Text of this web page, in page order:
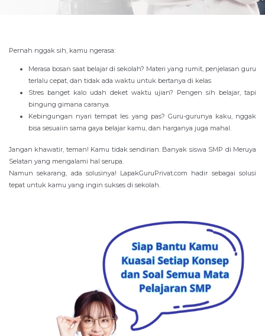
Pernah nggak sih, kamu ngerasa:
Merasa bosan saat belajar di sekolah? Materi yang rumit, penjelasan guru
terlalu cepat, dan tidak ada waktu untuk bertanya di kelas
Stres banget kalo udah deket waktu ujian? Pengen sih belajar, tapi
bingung gimana caranya.
Kebingungan nyari tempat les yang pas? Guru-gurunya kaku, nggak
bisa sesuaiin sama gaya belajar kamu, dan harganya juga mahal.
Jangan khawatir, teman! Kamu tidak sendirian. Banyak siswa SMP di Meruya
Selatan yang mengalami hal serupa.
Namun sekarang, ada solusinya! LapakGuruPrivat.com hadir sebagai solusi
tepat untuk kamu yang ingin sukses di sekolah.